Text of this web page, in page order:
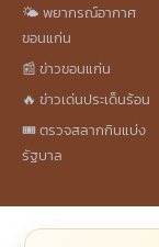
🌤️ พยากรณ์อากาศ
ขอนแก่น
📰 ข่าวขอนแก่น
🔥 ข่าวเด่นประเด็นร้อน
🎟️ ตรวจสลากกินแบ่ง
รัฐบาล